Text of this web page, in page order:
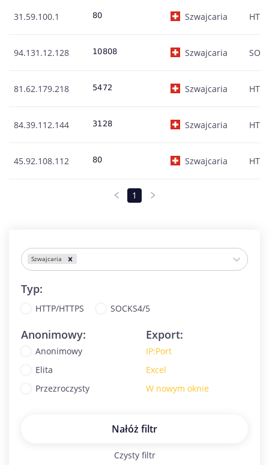
31.59.100.1 Szwajcaria HTTP
94.131.12.128 Szwajcaria
81.62.179.218 Szwajcaria HTTP
84.39.112.144 Szwajcaria
45.92.108.112 Szwajcaria HTTP
1
Szwajcaria
Typ:
HTTP/HTTPS SOCKS4/5
Anonimowy:
Anonimowy
Elita
Przezroczysty
Export:
IP:Port
Excel
W nowym oknie
Nałóż filtr
Czysty filtr